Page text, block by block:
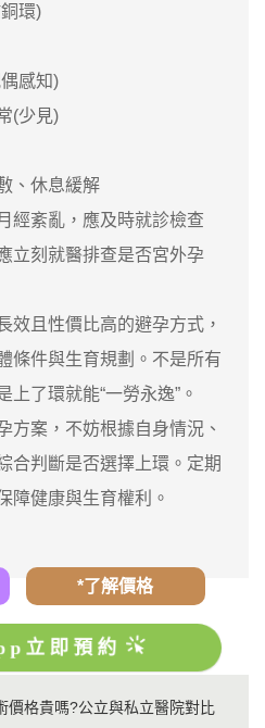
環)
感知)
(少見)
休息緩解
紊亂，應及時就診檢查
刻就醫排查是否宮外孕
且性價比高的避孕方式，
條件與生育規劃。不是所有
了環就能“一勞永逸”。
案，不妨根據自身情況、
合判斷是否選擇上環。定期
障健康與生育權利。
*了解價格
立即預約
價格貴嗎?公立與私立醫院對比